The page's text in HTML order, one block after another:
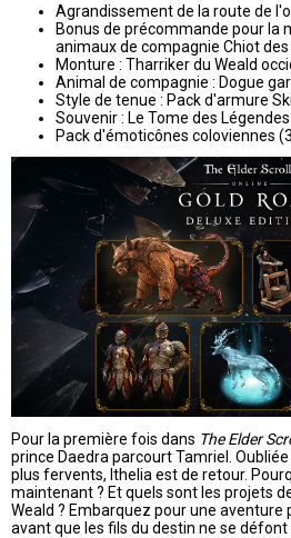
Agrandissement de la route de
Bonus de précommande pour la
animaux de compagnie Chiot des
Monture : Tharriker du Weald
Animal de compagnie : Dogue
Style de tenue : Pack d'armure
Souvenir : Le Tome des
Pack d'émoticônes coloviennes
Pour la première fois dans The Elder
prince Daedra parcourt Tamriel.
plus fervents, Ithelia est de retour.
maintenant ? Et quels sont les projets
Weald ? Embarquez pour une aventure
avant que les fils du destin ne se défont